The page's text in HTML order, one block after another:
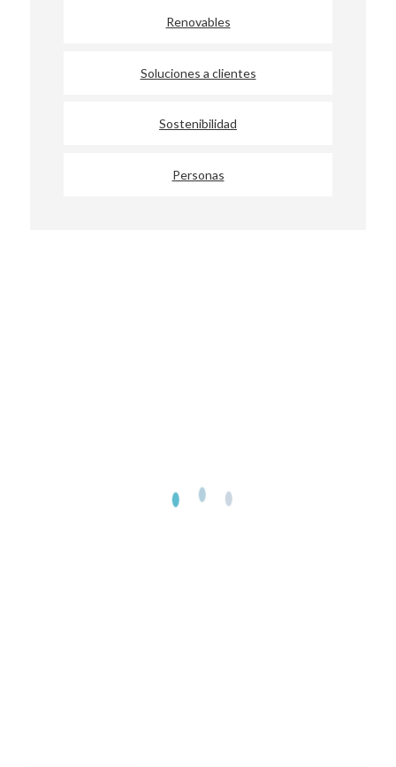
Renovables
Soluciones a clientes
Sostenibilidad
Personas